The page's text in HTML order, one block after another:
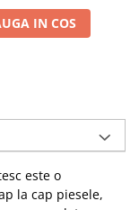
IN COS
este o
la cap piesele,